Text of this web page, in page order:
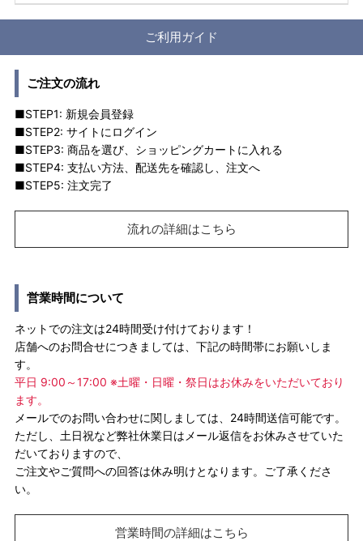
ご利用ガイド
ご注文の流れ
■STEP1: 新規会員登録
■STEP2: サイトにログイン
■STEP3: 商品を選び、ショッピングカートに入れる
■STEP4: 支払い方法、配送先を確認し、注文へ
■STEP5: 注文完了
流れの詳細はこちら
営業時間について
ネットでの注文は24時間受け付けております！
店舗へのお問合せにつきましては、下記の時間帯にお願いしま
す。
平日 9:00～17:00 ※土曜・日曜・祭日はお休みをいただいており
ます。
メールでのお問い合わせに関しましては、24時間送信可能です。
ただし、土日祝など弊社休業日はメール返信をお休みさせていた
だいておりますので、
ご注文やご質問への回答は休み明けとなります。ご了承くださ
い。
営業時間の詳細はこちら